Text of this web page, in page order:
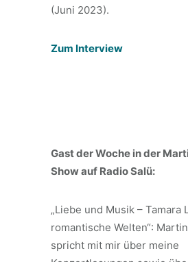
(Juni 2023).
Zum Interview
Gast der Woche in der
Show auf Radio Salü:
„Liebe und Musik – Tamara
romantische Welten“:
spricht mit mir über meine